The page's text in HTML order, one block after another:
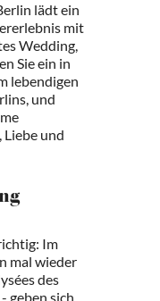
lädt ein
mit
Wedding,
Sie ein in
lebendigen
und
und
Im
mal wieder
des
geben sich